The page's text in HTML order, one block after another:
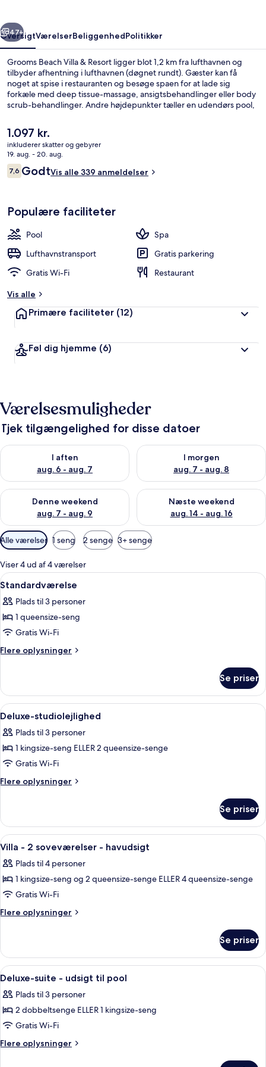
Næste
47+
OversigtVærelserBeliggenhedPolitikker
Grooms Beach Villa & Resort ligger blot 1,2 km fra lufthavnen og
tilbyder afhentning i lufthavnen (døgnet rundt). Gæster kan få
noget at spise i restauranten og besøge spaen for at lade sig
forkæle med deep tissue-massage, ansigtsbehandlinger eller body
scrub-behandlinger. Andre højdepunkter tæller en udendørs pool,
Den
nuværende
pris
er
1.097 kr.
1.097 kr.
inkluderer skatter og gebyrer
19. aug. - 20. aug.
Anmeldelser
7,67,6 ud af 10.
GodtVis alle 339 anmeldelser
Populære faciliteter
Pool
Spa
Lufthavnstransport
Gratis parkering
Gratis Wi-Fi
Restaurant
Vis alle
Primære faciliteter (12)
Føl dig hjemme (6)
Værelsesmuligheder
Tjek tilgængelighed for disse datoer
I aften
aug. 6 - aug. 7
Tjek tilgængelighed for i aften aug. 6 - aug. 7
I morgen
aug. 7 - aug. 8
Tjek tilgængelighed for i
Denne weekend
aug. 7 - aug. 9
Tjek tilgængelighed for denne weekend aug. 7 - aug. 9
Næste weekend
aug. 14 - aug. 16
Tjek tilgængelighed for næste
Tilgængelige
filtre
for
værelser
Alle værelser 1 seng 2 senge 3+ senge
Viser 4 ud af 4 værelser
Indlæs
alle
billeder
af
Standardværelse
Et hotelværelse med seng, stol,
5
Standardværelse
Plads til 3 personer
1 queensize-seng
Gratis Wi-Fi
Flere oplysninger
Flere
Se priser
Indlæs
alle
billeder
af
Deluxe-
studiolejlighed
Et hotelværelse med seng,
6
Deluxe-studiolejlighed
Plads til 3 personer
1 kingsize-seng ELLER 2 queensize-senge
Gratis Wi-Fi
Flere oplysninger
Flere
studiolejlighed
Se priser
Indlæs
alle
billeder
af
Villa
-
-
havudsigt
En stue med sofa, sofabord og
11
Villa - 2 soveværelser - havudsigt
Plads til 4 personer
1 kingsize-seng og 2 queensize-senge ELLER 4 queensize-senge
Gratis Wi-Fi
Flere oplysninger
Flere
-
soveværelser
havudsigt
Se priser
Indlæs
alle
billeder
af
Deluxe-
suite
En lys stue med sofa, sofabord,
11
Deluxe-suite - udsigt til pool
Plads til 3 personer
2 dobbeltsenge ELLER 1 kingsize-seng
Gratis Wi-Fi
Flere oplysninger
Flere